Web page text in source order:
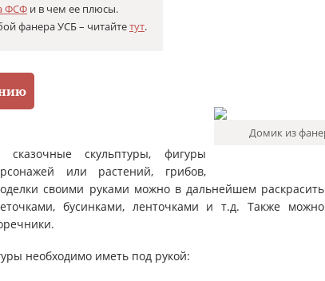
ФСФ и в чем ее плюсы.
фанера УСБ – читайтетут.
Домик из
скульптуры, фигуры
или растений, грибов,
своими руками можно в дальнейшем раскрасить
бусинками, ленточками и т.д. Также
необходимо иметь под рукой: